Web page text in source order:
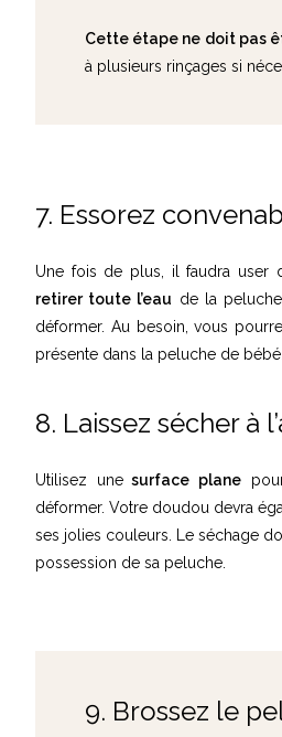
Cette étape ne doit pas
à plusieurs rinçages si
7. Essorez
Une fois de plus, il faudra user
retirer toute l’eau de la
déformer. Au besoin, vous
présente dans la peluche de bébé.
8. Laissez sécher à
Utilisez unesurface planepour
déformer. Votre doudou devra
ses jolies couleurs. Le séchage
possession de sa peluche.
9. Brossez le